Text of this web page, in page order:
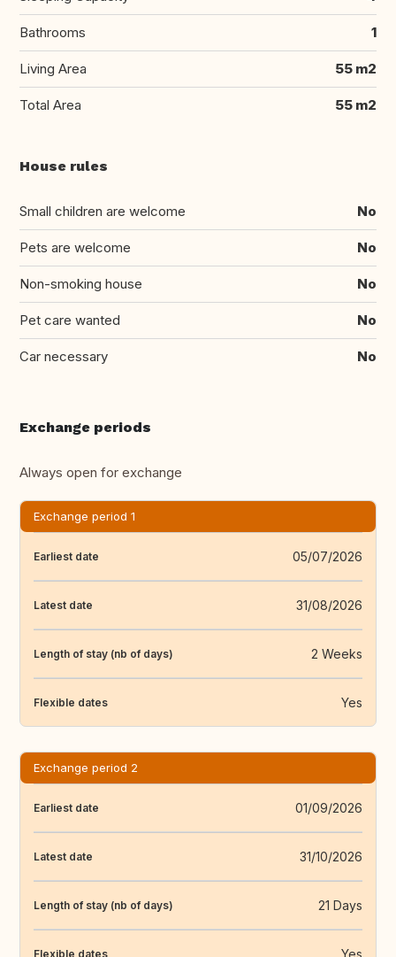
Bathrooms 1
Living Area 55 m2
Total Area 55 m2
House rules
Small children are welcome No
Pets are welcome No
Non-smoking house No
Pet care wanted No
Car necessary No
Exchange periods
Always open for exchange
Exchange period 1
Earliest date 05/07/2026
Latest date 31/08/2026
Length of stay (nb of days) 2 Weeks
Flexible dates Yes
Exchange period 2
Earliest date 01/09/2026
Latest date 31/10/2026
Length of stay (nb of days) 21 Days
Flexible dates